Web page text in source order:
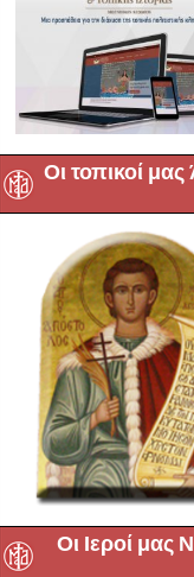
Οι τοπικοί μας
Οι Ιεροί μας